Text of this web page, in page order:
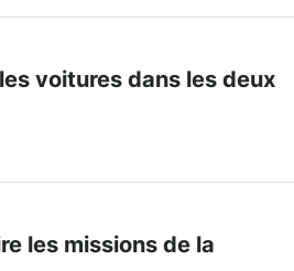
voitures dans les deux
les missions de la